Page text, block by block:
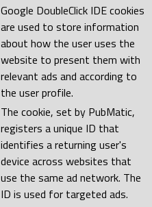
Google DoubleClick IDE cookies
are used to store information
about how the user uses the
website to present them with
relevant ads and according to
the user profile.
The cookie, set by PubMatic,
registers a unique ID that
identifies a returning user's
device across websites that
use the same ad network. The
ID is used for targeted ads.